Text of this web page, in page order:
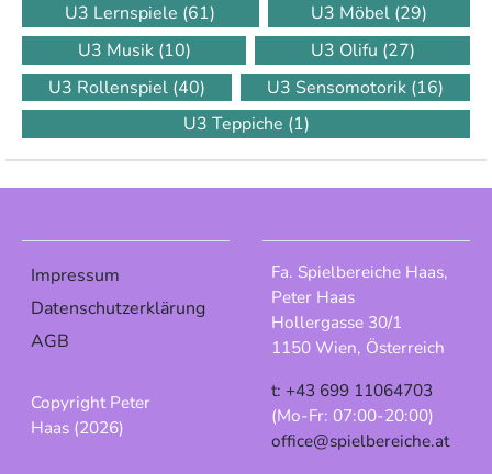
U3 Lernspiele (61) U3 Möbel (29)
U3 Musik (10) U3 Olifu (27)
U3 Rollenspiel (40) U3 Sensomotorik (16)
U3 Teppiche (1)
Impressum
Datenschutzerklärung
AGB
Copyright Peter
Haas (2026)
Fa. Spielbereiche Haas,
Peter Haas
Hollergasse 30/1
1150 Wien, Österreich
t: +43 699 11064703
(Mo-Fr: 07:00-20:00)
office@spielbereiche.at